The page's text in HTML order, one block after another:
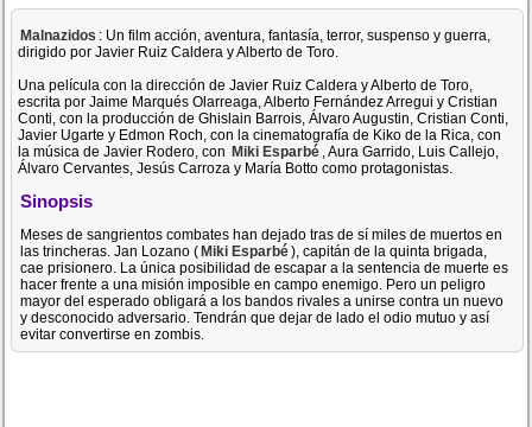
Malnazidos : Un film acción, aventura, fantasía, terror, suspenso y guerra,
dirigido por Javier Ruiz Caldera y Alberto de Toro.
Una película con la dirección de Javier Ruiz Caldera y Alberto de Toro,
escrita por Jaime Marqués Olarreaga, Alberto Fernández Arregui y Cristian
Conti, con la producción de Ghislain Barrois, Álvaro Augustin, Cristian Conti,
Javier Ugarte y Edmon Roch, con la cinematografía de Kiko de la Rica, con
la música de Javier Rodero, con Miki Esparbé , Aura Garrido, Luis Callejo,
Álvaro Cervantes, Jesús Carroza y María Botto como protagonistas.
Sinopsis
Meses de sangrientos combates han dejado tras de sí miles de muertos en
las trincheras. Jan Lozano (Miki Esparbé), capitán de la quinta brigada,
cae prisionero. La única posibilidad de escapar a la sentencia de muerte es
hacer frente a una misión imposible en campo enemigo. Pero un peligro
mayor del esperado obligará a los bandos rivales a unirse contra un nuevo
y desconocido adversario. Tendrán que dejar de lado el odio mutuo y así
evitar convertirse en zombis.